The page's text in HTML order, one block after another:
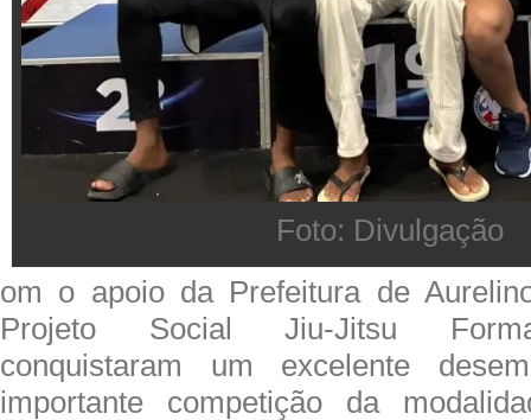
Foto: Divulgação
om o apoio da Prefeitura de
Projeto Social Jiu-Jitsu
conquistaram um excelente
importante competição da